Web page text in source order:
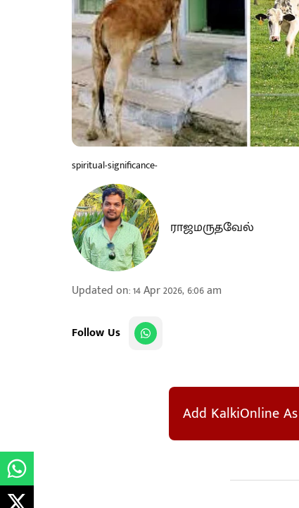
spiritual-significance-
ராஜமருதவேல்
Updated on:14 Apr 2026, 6:06 am
Follow Us
Add KalkiOnline